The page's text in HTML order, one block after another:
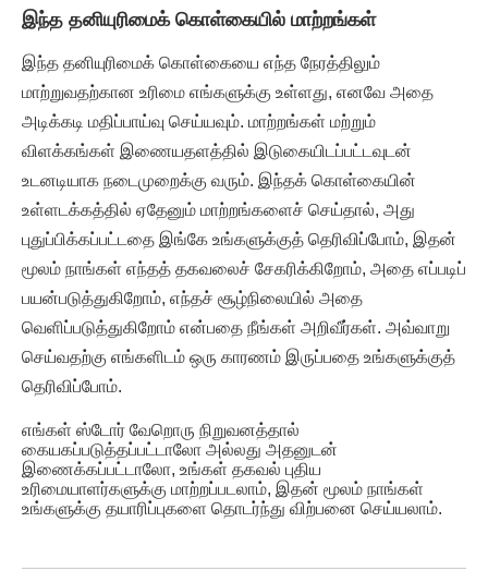
இந்த தனியுரிமைக் கொள்கையில் மாற்றங்கள்
இந்த தனியுரிமைக் கொள்கையை எந்த நேரத்திலும்
மாற்றுவதற்கான உரிமை எங்களுக்கு உள்ளது, எனவே அதை
அடிக்கடி மதிப்பாய்வு செய்யவும். மாற்றங்கள் மற்றும்
விளக்கங்கள் இணையதளத்தில் இடுகையிடப்பட்டவுடன்
உடனடியாக நடைமுறைக்கு வரும். இந்தக் கொள்கையின்
உள்ளடக்கத்தில் ஏதேனும் மாற்றங்களைச் செய்தால், அது
புதுப்பிக்கப்பட்டதை இங்கே உங்களுக்குத் தெரிவிப்போம், இதன்
மூலம் நாங்கள் எந்தத் தகவலைச் சேகரிக்கிறோம், அதை எப்படிப்
பயன்படுத்துகிறோம், எந்தச் சூழ்நிலையில் அதை
வெளிப்படுத்துகிறோம் என்பதை நீங்கள் அறிவீர்கள். அவ்வாறு
செய்வதற்கு எங்களிடம் ஒரு காரணம் இருப்பதை உங்களுக்குத்
தெரிவிப்போம்.
எங்கள் ஸ்டோர் வேறொரு நிறுவனத்தால்
கையகப்படுத்தப்பட்டாலோ அல்லது அதனுடன்
இணைக்கப்பட்டாலோ, உங்கள் தகவல் புதிய
உரிமையாளர்களுக்கு மாற்றப்படலாம், இதன் மூலம் நாங்கள்
உங்களுக்கு தயாரிப்புகளை தொடர்ந்து விற்பனை செய்யலாம்.